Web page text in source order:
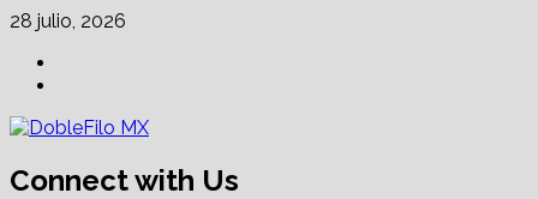
Skip
content
28 julio, 2026
Connect with Us